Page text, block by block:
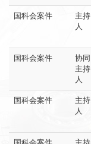
国科会案件
主持
人
国科会案件
协同
主持
人
国科会案件
主持
人